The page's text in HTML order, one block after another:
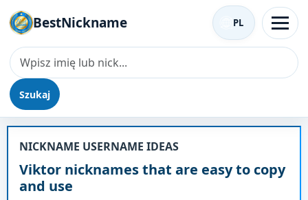
BestNickname
Szukaj
PL
Nick - Viktor
NICKNAME USERNAME IDEAS
Viktor nicknames that are easy to copy
and use